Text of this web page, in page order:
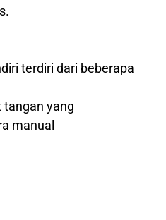
terdiri dari beberapa
tangan yang
manual